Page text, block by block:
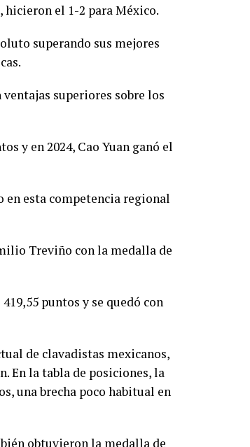
el 1-2 para México.
superando sus mejores
superiores sobre los
y en 2024, Cao Yuan ganó el
esta competencia regional
Treviño con la medalla de
puntos y se quedó con
de clavadistas mexicanos,
En la tabla de posiciones, la
una brecha poco habitual en
obtuvieron la medalla de